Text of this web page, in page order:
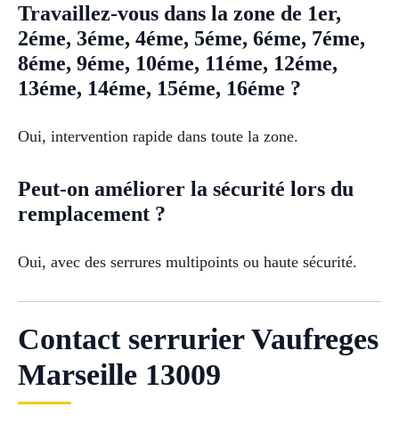
Travaillez-vous dans la zone de 1er,
2éme, 3éme, 4éme, 5éme, 6éme, 7éme,
8éme, 9éme, 10éme, 11éme, 12éme,
13éme, 14éme, 15éme, 16éme ?
Oui, intervention rapide dans toute la zone.
Peut-on améliorer la sécurité lors du
remplacement ?
Oui, avec des serrures multipoints ou haute sécurité.
Contact serrurier Vaufreges
Marseille 13009